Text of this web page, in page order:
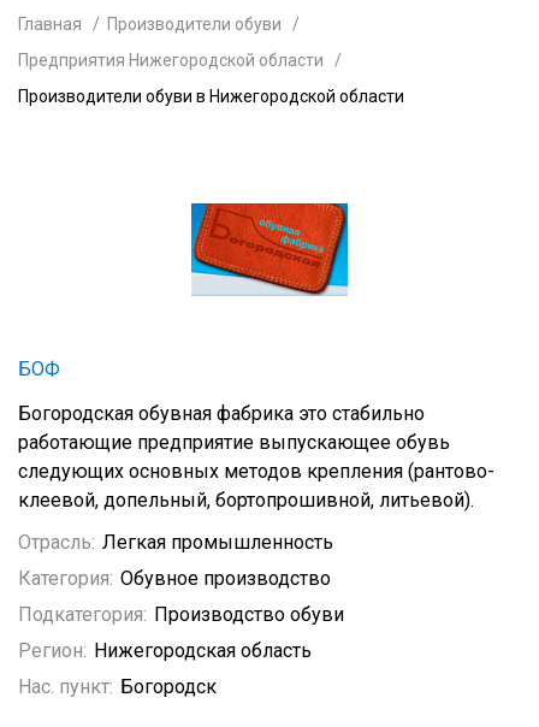
Главная
Производители обуви
Предприятия Нижегородской области
Производители обуви в Нижегородской области
БОФ
Богородская обувная фабрика это стабильно
работающие предприятие выпускающее обувь
следующих основных методов крепления (рантово-
клеевой, допельный, бортопрошивной, литьевой).
Отрасль: Легкая промышленность
Категория: Обувное производство
Подкатегория: Производство обуви
Регион: Нижегородская область
Нас. пункт: Богородск